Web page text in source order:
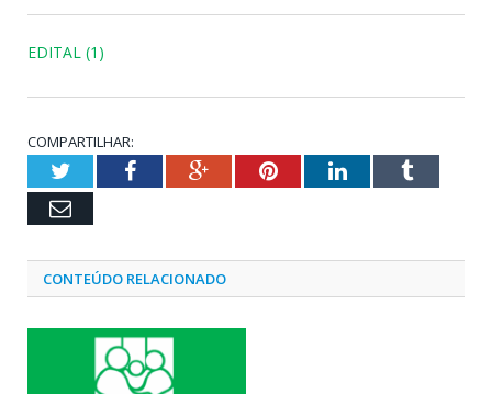
EDITAL (1)
COMPARTILHAR:
TwitterFacebookGoogle+PinterestLinkedInTumblr
Email
CONTEÚDO RELACIONADO